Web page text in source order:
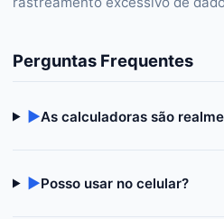
Perguntas Frequentes
▶As calculadoras são
▶Posso usar no celular?